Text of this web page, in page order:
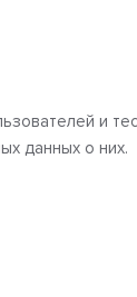
и
данных о них.